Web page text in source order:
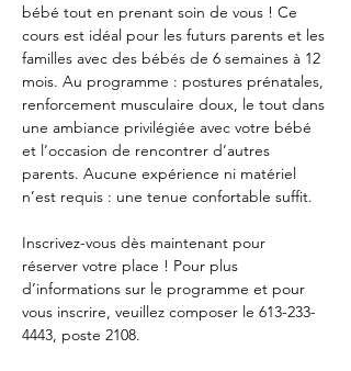
bébé tout en prenant soin de vous ! Ce
cours est idéal pour les futurs parents et les
familles avec des bébés de 6 semaines à 12
mois. Au programme : postures prénatales,
renforcement musculaire doux, le tout dans
une ambiance privilégiée avec votre bébé
et l’occasion de rencontrer d’autres
parents. Aucune expérience ni matériel
n’est requis : une tenue confortable suffit.
Inscrivez-vous dès maintenant pour
réserver votre place ! Pour plus
d’informations sur le programme et pour
vous inscrire, veuillez composer le 613-233-
4443, poste 2108.